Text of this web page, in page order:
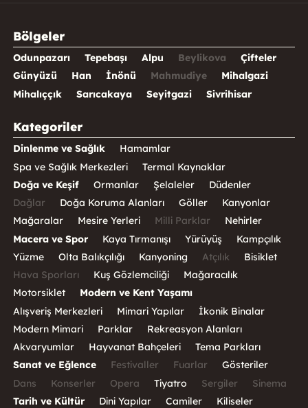
Bölgeler
Odunpazarı Tepebaşı Alpu Beylikova
Çifteler
Günyüzü
Han İnönü Mahmudiye
Mihalgazi
Mihalıççık
Sarıcakaya Seyitgazi Sivrihisar
Kategoriler
Dinlenme ve Sağlık
Hamamlar
Spa ve Sağlık Merkezleri
Termal Kaynaklar
Doğa ve Keşif
Ormanlar Şelaleler
Düdenler
Dağlar
Doğa Koruma Alanları Göller
Kanyonlar
Mağaralar
Mesire Yerleri Milli Parklar
Nehirler
Macera ve Spor
Kaya Tırmanışı Yürüyüş
Kampçılık
Yüzme
Olta Balıkçılığı Kanyoning Atçılık
Bisiklet
Hava Sporları
Kuş Gözlemciliği
Mağaracılık
Motorsiklet
Modern ve Kent Yaşamı
Alışveriş Merkezleri
Mimari Yapılar
İkonik Binalar
Modern Mimari
Parklar
Rekreasyon Alanları
Akvaryumlar
Hayvanat Bahçeleri
Tema Parkları
Sanat ve Eğlence
Festivaller Fuarlar
Gösteriler
Dans
Konserler Opera Tiyatro Sergiler
Sinema
Tarih ve Kültür
Dini Yapılar Camiler
Kiliseler